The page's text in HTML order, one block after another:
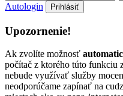
Autologin Prihlásiť
Upozornenie!
Ak zvolíte možnosť
počítač z ktorého túto funkciu
nebude využívať služby
neodporúčame zapínať na